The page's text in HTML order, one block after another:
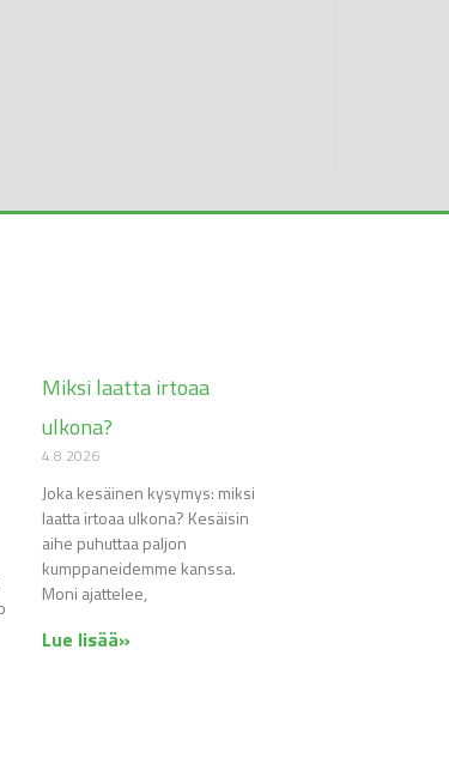
Miksi laatta irtoaa
ulkona?
4.8.2026
Joka kesäinen kysymys: miksi
laatta irtoaa ulkona? Kesäisin
aihe puhuttaa paljon
kumppaneidemme kanssa.
Moni ajattelee,
Lue lisää»